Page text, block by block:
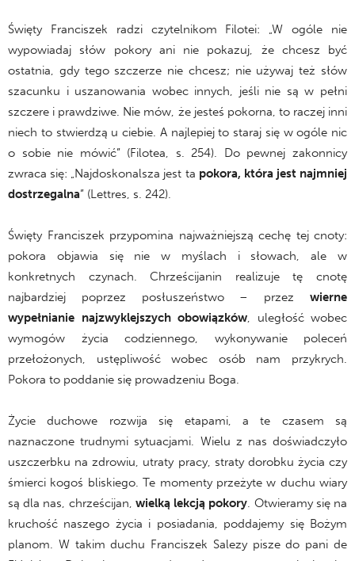
Święty Franciszek radzi czytelnikom Filotei: „W ogóle nie
wypowiadaj słów pokory ani nie pokazuj, że chcesz być
ostatnia, gdy tego szczerze nie chcesz; nie używaj też słów
szacunku i uszanowania wobec innych, jeśli nie są w pełni
szczere i prawdziwe. Nie mów, że jesteś pokorna, to raczej inni
niech to stwierdzą u ciebie. A najlepiej to staraj się w ogóle nic
o sobie nie mówić” (Filotea, s. 254). Do pewnej zakonnicy
zwraca się: „Najdoskonalsza jest ta pokora, która jest najmniej
dostrzegalna” (Lettres, s. 242).
Święty Franciszek przypomina najważniejszą cechę tej cnoty:
pokora objawia się nie w myślach i słowach, ale w
konkretnych czynach. Chrześcijanin realizuje tę cnotę
najbardziej poprzez posłuszeństwo – przez wierne
wypełnianie najzwyklejszych obowiązków, uległość wobec
wymogów życia codziennego, wykonywanie poleceń
przełożonych, ustępliwość wobec osób nam przykrych.
Pokora to poddanie się prowadzeniu Boga.
Życie duchowe rozwija się etapami, a te czasem są
naznaczone trudnymi sytuacjami. Wielu z nas doświadczyło
uszczerbku na zdrowiu, utraty pracy, straty dorobku życia czy
śmierci kogoś bliskiego. Te momenty przeżyte w duchu wiary
są dla nas, chrześcijan, wielką lekcją pokory. Otwieramy się na
kruchość naszego życia i posiadania, poddajemy się Bożym
planom. W takim duchu Franciszek Salezy pisze do pani de